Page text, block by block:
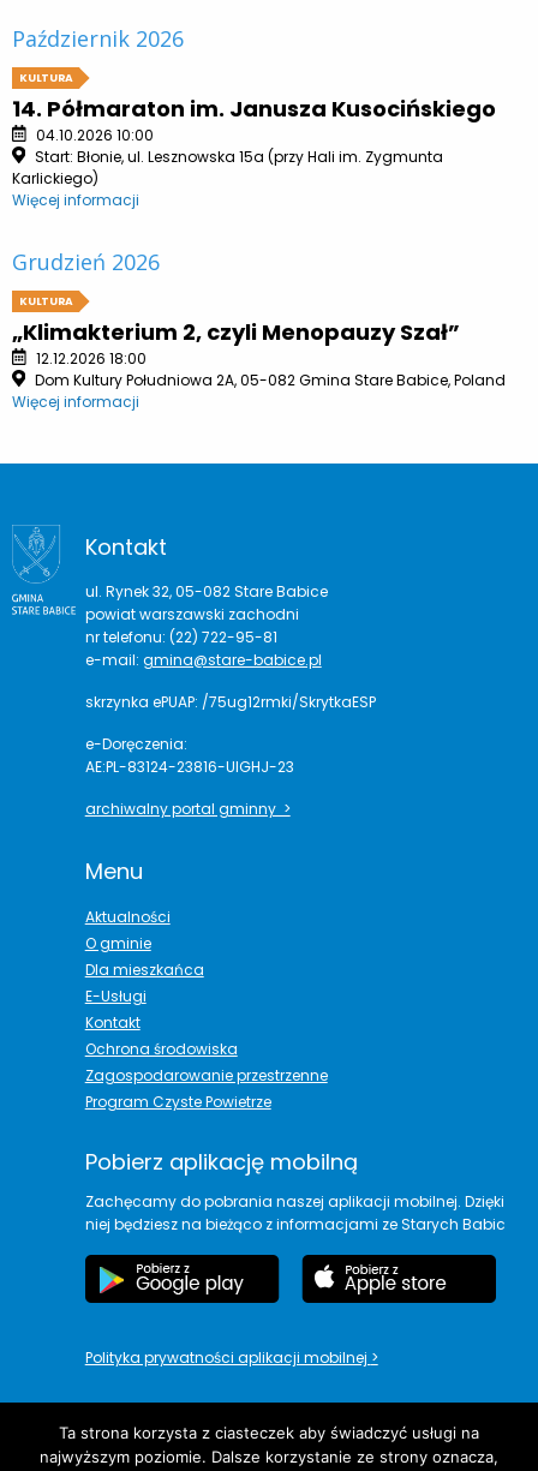
Październik 2026
KULTURA
14. Półmaraton im. Janusza Kusocińskiego
04.10.2026 10:00
Start: Błonie, ul. Lesznowska 15a (przy Hali im. Zygmunta
Karlickiego)
Więcej informacji
Grudzień 2026
KULTURA
„Klimakterium 2, czyli Menopauzy Szał”
12.12.2026 18:00
Dom Kultury Południowa 2A, 05-082 Gmina Stare Babice, Poland
Więcej informacji
Kontakt
ul. Rynek 32, 05-082 Stare Babice
powiat warszawski zachodni
nr telefonu: (22) 722-95-81
e-mail: gmina@stare-babice.pl
skrzynka ePUAP: /75ug12rmki/SkrytkaESP
e-Doręczenia:
AE:PL-83124-23816-UIGHJ-23
archiwalny portal gminny >
Menu
Aktualności
O gminie
Dla mieszkańca
E-Usługi
Kontakt
Ochrona środowiska
Zagospodarowanie przestrzenne
Program Czyste Powietrze
Pobierz aplikację mobilną
Zachęcamy do pobrania naszej aplikacji mobilnej. Dzięki
niej będziesz na bieżąco z informacjami ze Starych Babic
Polityka prywatności aplikacji mobilnej >
Ta strona korzysta z ciasteczek aby świadczyć usługi na
najwyższym poziomie. Dalsze korzystanie ze strony oznacza,